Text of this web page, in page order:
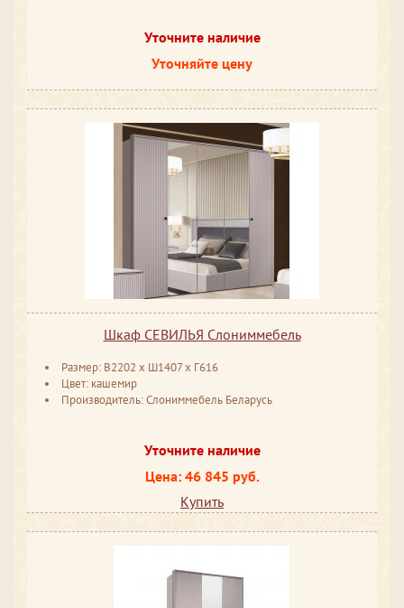
Уточните наличие
Уточняйте цену
Шкаф СЕВИЛЬЯ Слониммебель
Размер: В2202 ​x Ш1407 ​x Г616
Цвет: кашемир
Производитель: Слониммебель Беларусь
Уточните наличие
Цена: 46 845 руб.
Купить